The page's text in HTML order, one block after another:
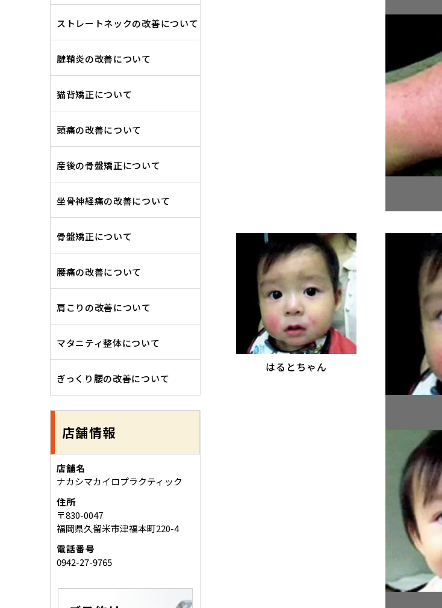
ストレートネックの改善について
腱鞘炎の改善について
猫背矯正について
頭痛の改善について
産後の骨盤矯正について
坐骨神経痛の改善について
骨盤矯正について
腰痛の改善について
肩こりの改善について
マタニティ整体について
ぎっくり腰の改善について
店舗情報
店舗名
ナカシマカイロプラクティック
住所
〒830-0047
福岡県久留米市津福本町220-4
電話番号
0942-27-9765
はるとちゃん